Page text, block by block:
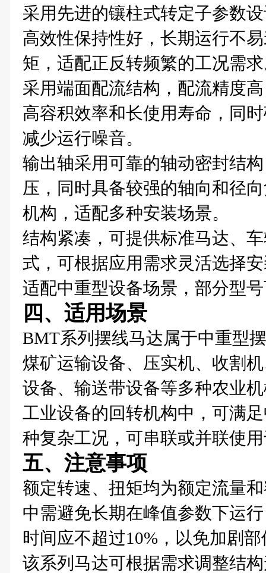
采用先进的镶柱式转定子参数
高效性保持性好，长期运行不
矩，适配正反转频繁的工况需
采用端面配流结构，配流精度
高容积效率和长使用寿命，同
减少运行噪音。
输出轴采用可靠的轴动密封结
压，同时具备较强的轴向和径
机构，适配多种安装场景。
结构紧凑，可提供标准马达、
式，可根据应用需求灵活选择
适配中重型设备场景，部分型
四、适用场景
BMT系列摆线马达属于中重型
煤矿运输设备、压实机、收割
设备、输送带设备等多种农业
工业设备的回转机构中，可满
种复杂工况，可串联或并联使
五、注意事项
额定转速、扭矩均为额定流量
中需避免长期在峰值参数下运
时间应不超过10%，以免加剧
该系列马达可根据需求调整结